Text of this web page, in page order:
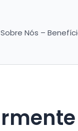
Sobre Nós –